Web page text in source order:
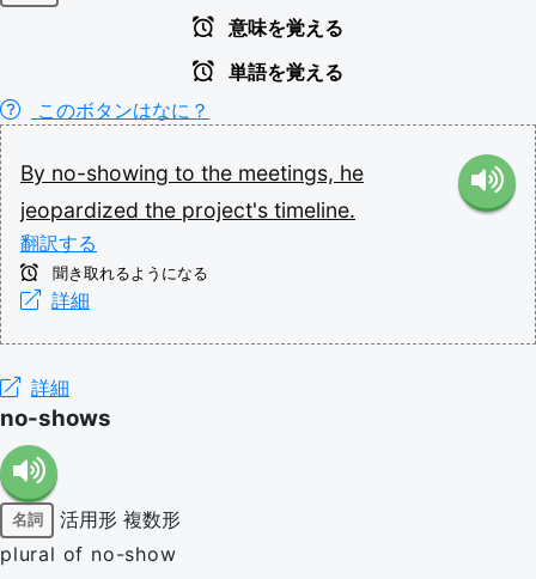
意味を覚える
単語を覚える
このボタンはなに？
By no-showing to the meetings, he
jeopardized the project's timeline.
翻訳する
聞き取れるようになる
詳細
詳細
no-shows
名詞 活用形 複数形
plural of no-show